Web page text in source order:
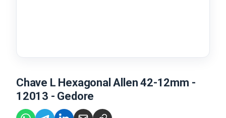
Chave L Hexagonal Allen 42-12mm -
12013 - Gedore